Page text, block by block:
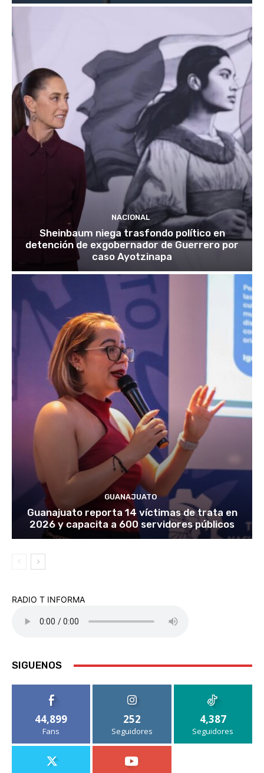
NACIONAL
Sheinbaum niega trasfondo político en
detención de exgobernador de Guerrero por
caso Ayotzinapa
GUANAJUATO
Guanajuato reporta 14 víctimas de trata en
2026 y capacita a 600 servidores públicos
RADIO T INFORMA
SIGUENOS
44,899
Fans
252
Seguidores
4,387
Seguidores